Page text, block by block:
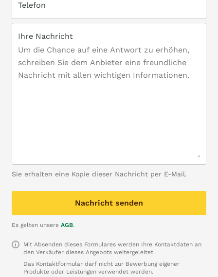
Telefon
Ihre Nachricht
Sie erhalten eine Kopie dieser Nachricht per E-Mail.
Nachricht senden
Es gelten unsere AGB.
Mit Absenden dieses Formulares werden Ihre Kontaktdaten an
den Verkäufer dieses Angebots weitergeleitet.
Das Kontaktformular darf nicht zur Bewerbung eigener
Produkte oder Leistungen verwendet werden.